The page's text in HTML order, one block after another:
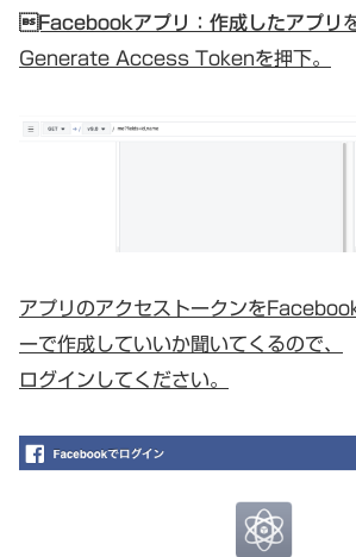
Facebookアプリ：作成したアプリ
Generate Access Tokenを押下。
アプリのアクセストークンを
ーで作成していいか聞いてくるので、
ログインしてください。